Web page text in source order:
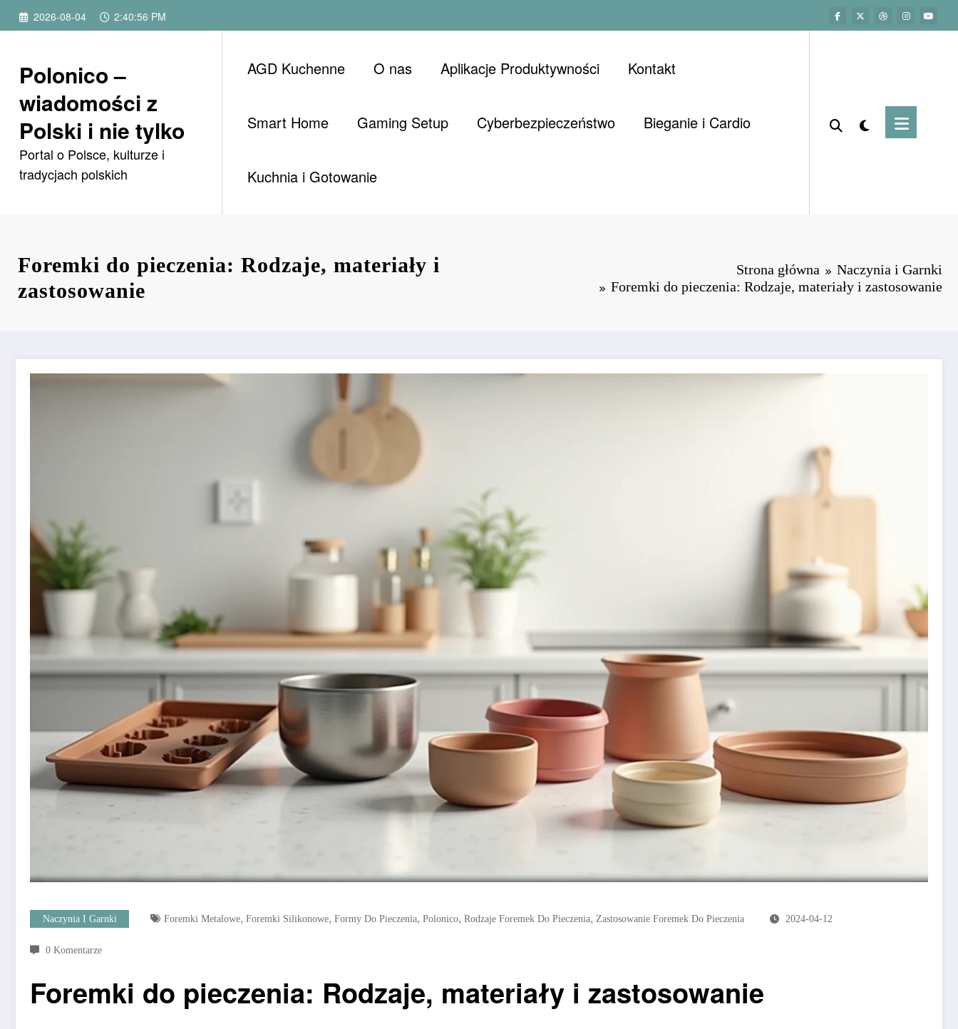
Przejdź 2026-08-04 2:40:58 PM
Polonico –
wiadomości z
Polski i nie tylko
Portal o Polsce, kulturze i
tradycjach polskich
AGD Kuchenne O nas Aplikacje Produktywności Kontakt
Smart Home Gaming Setup Cyberbezpieczeństwo Bieganie i Cardio
Kuchnia i Gotowanie
Foremki do pieczenia: Rodzaje, materiały i
zastosowanie
Strona główna
Naczynia i Garnki
Foremki do pieczenia: Rodzaje, materiały i zastosowanie
Naczynia I Garnki Foremki Metalowe, Foremki Silikonowe, Formy Do Pieczenia, Polonico, Rodzaje Foremek Do Pieczenia, Zastosowanie Foremek Do Pieczenia 2024-04-12
0 Komentarze
Foremki do pieczenia: Rodzaje, materiały i zastosowanie